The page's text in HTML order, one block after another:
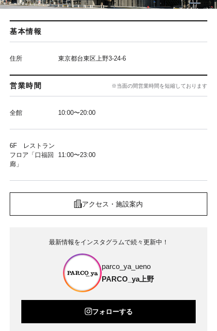
基本情報
住所 東京都台東区上野3-24-6
営業時間 ※当面の間営業時間を短縮しております
全館 10:00〜20:00
6F レストラン
フロア「口福回
廊」
11:00〜23:00
アクセス・施設案内
最新情報をインスタグラムで続々更新中！
parco_ya_ueno
PARCO_ya上野
フォローする